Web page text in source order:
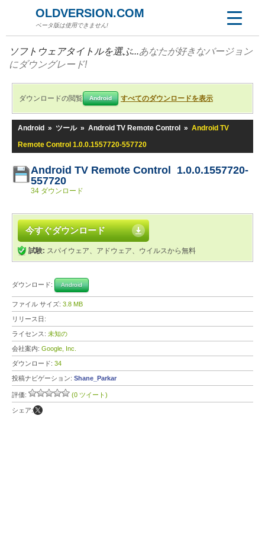
OLDVERSION.COM
ベータ版は使用できません!
ソフトウェアタイトルを選ぶ...あなたが好きなバージョン
にダウングレード!
ダウンロードの閲覧 Android すべてのダウンロードを表示
Android » ツール » Android TV Remote Control » Android TV
Remote Control 1.0.0.1557720-557720
Android TV Remote Control 1.0.0.1557720-
557720
34 ダウンロード
今すぐダウンロード
試験: スパイウェア、アドウェア、ウイルスから無料
ダウンロード: Android
ファイル サイズ: 3.8 MB
リリース日:
ライセンス: 未知の
会社案内: Google, Inc.
ダウンロード: 34
投稿ナビゲーション: Shane_Parkar
評価: (0 ツイート)
シェア: